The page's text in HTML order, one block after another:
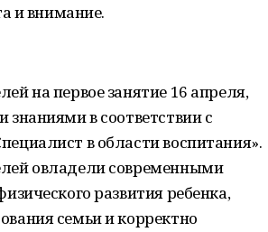
и внимание.
на первое занятие 16 апреля,
в соответствии с
в области воспитания».
овладели современными
развития ребенка,
семьи и корректно